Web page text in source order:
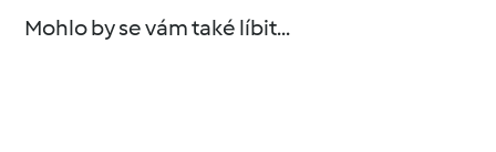
Mohlo by se vám také líbit...